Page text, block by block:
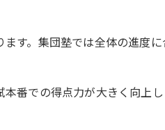
す。集団塾では全体の進度
番での得点力が大きく向上